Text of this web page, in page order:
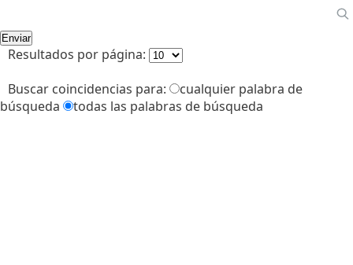
Resultados por página:
Buscar coincidencias para:
cualquier palabra de
búsqueda
todas las palabras de búsqueda